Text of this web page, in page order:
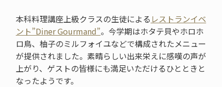
本科料理講座上級クラスの生徒による レストランイベ
ント”Diner Gourmand”。今学期はホタテ貝やホロホ
ロ鳥、柚子のミルフォイユなどで構成されたメニュー
が提供されました。素晴らしい出来栄えに感嘆の声が
上がり、ゲストの皆様にも満足いただけるひとときと
なったようです。